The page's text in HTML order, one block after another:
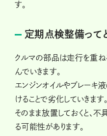
す。
定期点検整備って
クルマの部品は走行を重
んでいきます。
エンジンオイルやブレーキ
けることで劣化していきます。
そのまま放置しておくと、
る可能性があります。